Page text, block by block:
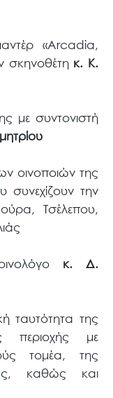
«Arcadia,
σκηνοθέτηκ. Κ.
με συντονιστή
οινοποιών της
συνεχίζουν την
Τσέλεπου,
κ. Δ.
ταυτότητα της
περιοχής με
τομέα, της
καθώς και